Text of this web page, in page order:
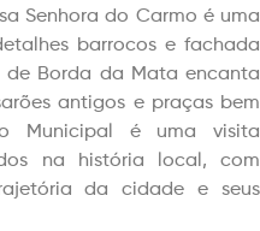
Senhora do Carmo é uma
barrocos e fachada
de Borda da Mata encanta
antigos e praças bem
Municipal é uma visita
na história local, com
da cidade e seus